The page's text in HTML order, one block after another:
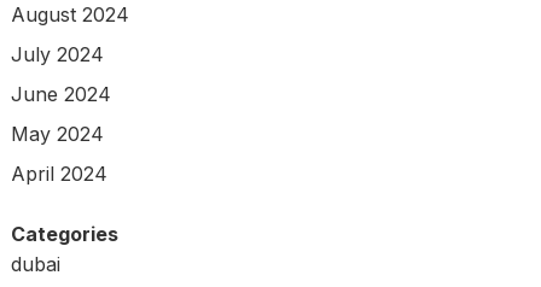
August 2024
July 2024
June 2024
May 2024
April 2024
Categories
dubai